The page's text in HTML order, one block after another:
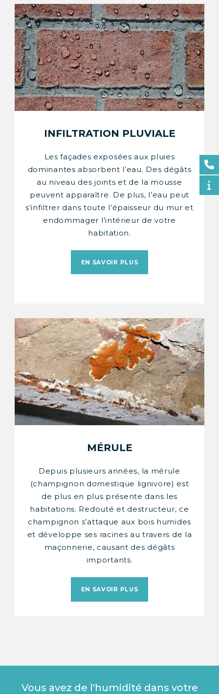
INFILTRATION PLUVIALE
Les façades exposées aux pluies
dominantes absorbent l’eau. Des dégâts
au niveau des joints et de la mousse
peuvent apparaître. De plus, l’eau peut
s’infiltrer dans toute l’épaisseur du mur et
endommager l’intérieur de votre
habitation.
EN SAVOIR PLUS
MÉRULE
Depuis plusieurs années, la mérule
(champignon domestique lignivore) est
de plus en plus présente dans les
habitations. Redouté et destructeur, ce
champignon s’attaque aux bois humides
et développe ses racines au travers de la
maçonnerie, causant des dégâts
importants.
EN SAVOIR PLUS
Vous avez de l'humidité dans votre